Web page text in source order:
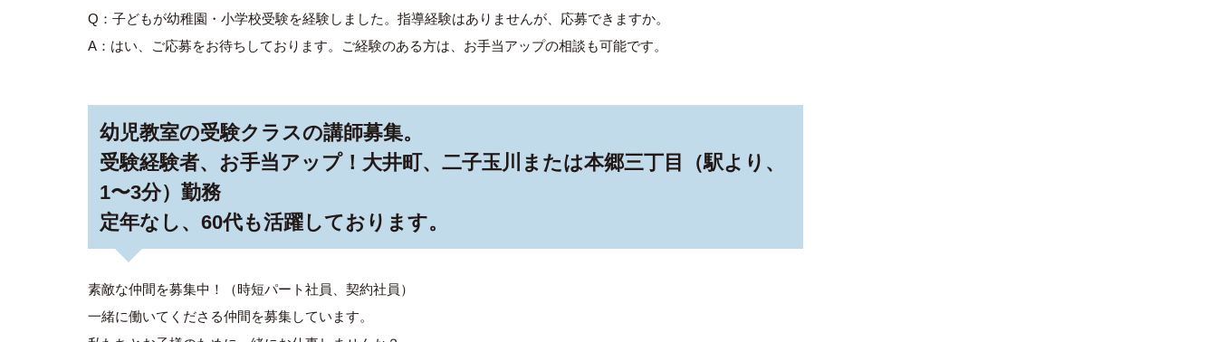
Q：子どもが幼稚園・小学校受験を経験しました。指導経験はありませんが、応募できますか。
A：はい、ご応募をお待ちしております。ご経験のある方は、お手当アップの相談も可能です。
幼児教室の受験クラスの講師募集。
受験経験者、お手当アップ！大井町、二子玉川または本郷三丁目（駅より、
1〜3分）勤務
定年なし、60代も活躍しております。
素敵な仲間を募集中！（時短パート社員、契約社員）
一緒に働いてくださる仲間を募集しています。